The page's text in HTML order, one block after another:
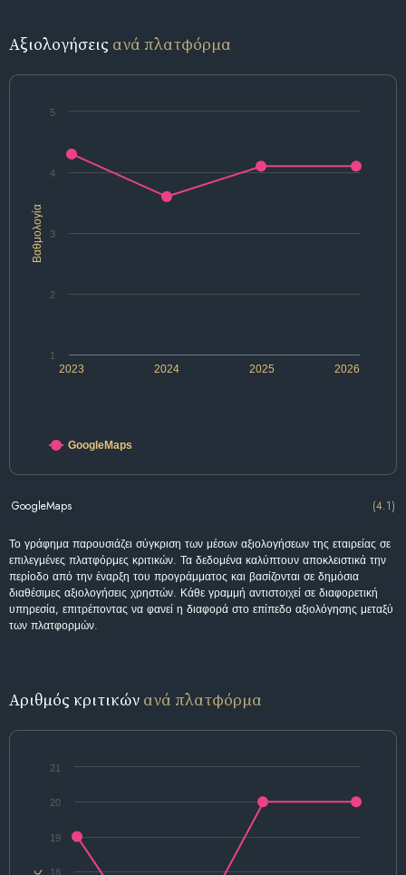
Αξιολογήσεις ανά πλατφόρμα
Βαθμολογία
2024 2026
2023 2025
1
2
3
4
5
GoogleMaps
GoogleMaps (4.1)
Το γράφημα παρουσιάζει σύγκριση των μέσων αξιολογήσεων της εταιρείας σε
επιλεγμένες πλατφόρμες κριτικών. Τα δεδομένα καλύπτουν αποκλειστικά την
περίοδο από την έναρξη του προγράμματος και βασίζονται σε δημόσια
διαθέσιμες αξιολογήσεις χρηστών. Κάθε γραμμή αντιστοιχεί σε διαφορετική
υπηρεσία, επιτρέποντας να φανεί η διαφορά στο επίπεδο αξιολόγησης μεταξύ
των πλατφορμών.
Αριθμός κριτικών ανά πλατφόρμα
18
19
20
21